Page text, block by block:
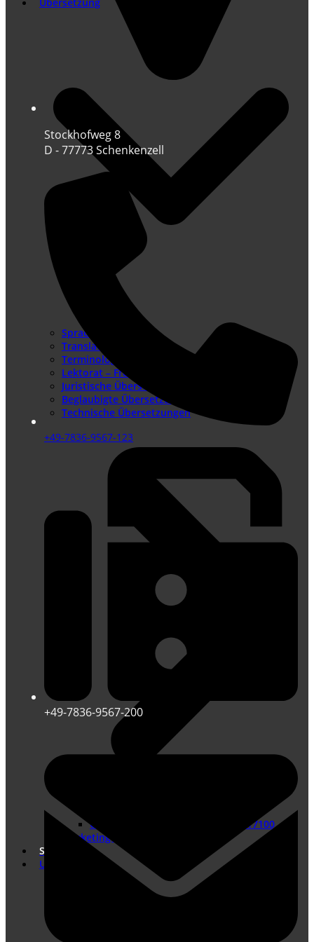
Übersetzung
Sprachenangebot
Translation Memory
Terminologiemanagement
Lektorat – Fremdsprachenlektorat
Juristische Übersetzungen
Beglaubigte Übersetzungen
Technische Übersetzungen
Übersetzungen nach DIN EN ISO 17100
Marketing Übersetzungen
Shop
Unternehmen
Stockhofweg 8
D - 77773 Schenkenzell
+49-7836-9567-123
+49-7836-9567-200